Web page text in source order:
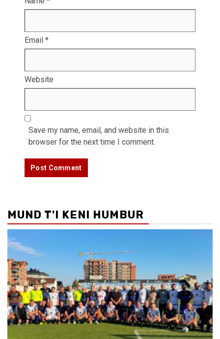
Email *
Website
Save my name, email, and website in this
browser for the next time I comment.
MUND T'I KENI HUMBUR